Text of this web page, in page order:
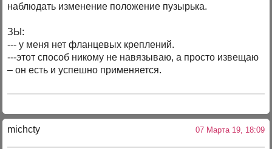
наблюдать изменение положение пузырька.
ЗЫ:
--- у меня нет фланцевых креплений.
---этот способ никому не навязываю, а просто извещаю
– он есть и успешно применяется.
michcty 07 Марта 19, 18:09